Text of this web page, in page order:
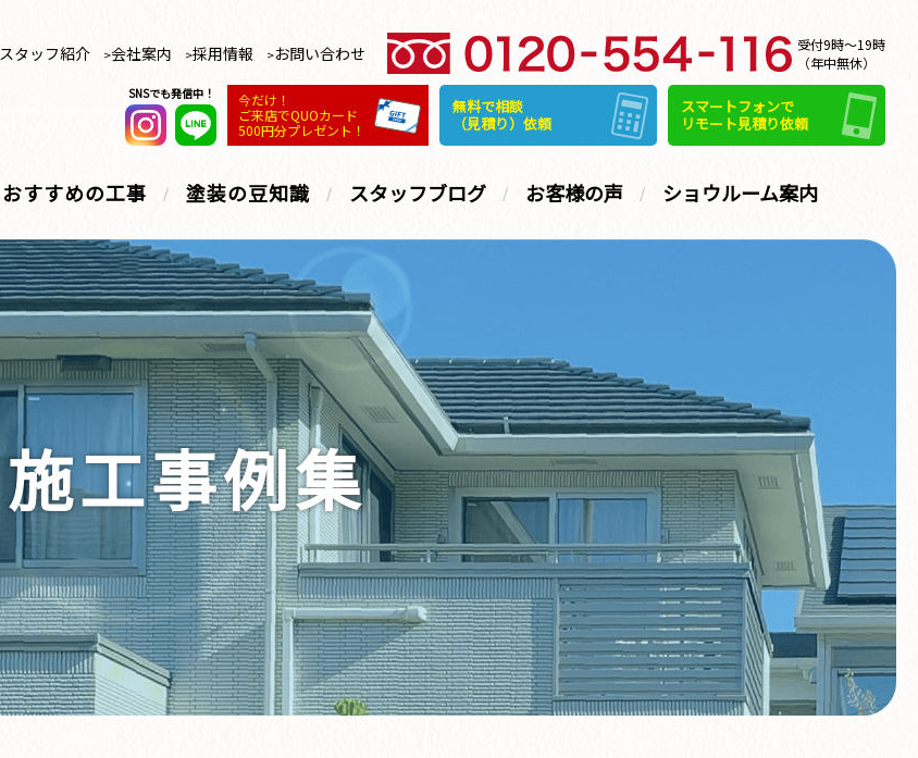
スタッフ紹介 会社案内 採用情報 お問い合わせ
受付9時～19時
（年中無休）
SNSでも発信中！
今だけ！
ご来店でQUOカード
500円分プレゼント！
無料で相談
（見積り）依頼
スマートフォンで
リモート見積り依頼
おすすめの工事 塗装の豆知識 スタッフブログ お客様の声 ショウルーム案内
施工事例集